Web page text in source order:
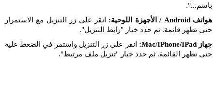
باسم...".
هواتف Android / الأجهزة اللوحية:
انقر على زر التنزيل مع الاستمرار
حتى تظهر قائمة. ثم حدد خيار "رابط التنزيل".
جهاز Mac/IPhone/IPad:
انقر على زر التنزيل واستمر في الضغط عليه
حتى تظهر القائمة. ثم حدد خيار "تنزيل ملف مرتبط".